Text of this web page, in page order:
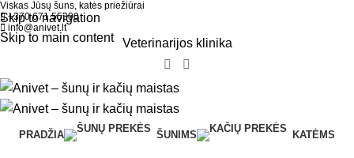
Skip to navigation
Skip to main content
Viskas Jūsų šuns, katės priežiūrai
+370 671 55300
info@anivet.lt
Veterinarijos klinika
PRADŽIA ŠUNIMS KATĖMS